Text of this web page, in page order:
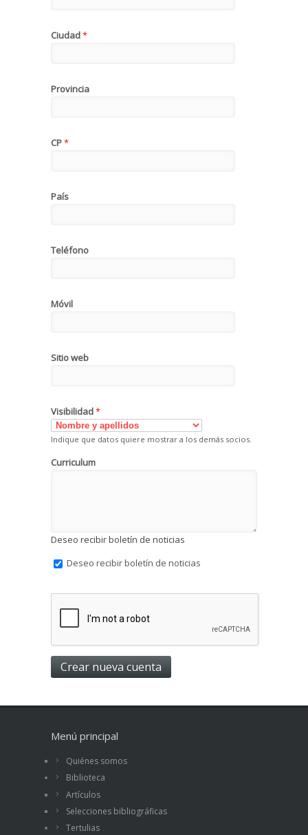
Ciudad*
Provincia
CP*
País
Teléfono
Móvil
Sitio web
Visibilidad*
Indique que datos quiere mostrar a los demás socios.
Curriculum
Deseo recibir boletín de noticias
Deseo recibir boletín de noticias
Menú principal
Quiénes somos
Biblioteca
Artículos
Selecciones bibliográficas
Tertulias